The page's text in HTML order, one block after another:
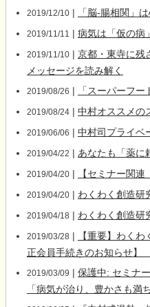
2019/12/10| 「脳-腸相関」
2019/11/11 | 病気は「仮の病
2019/11/10| 京都・東寺に残
メッセージを読み解く
2019/08/26 | 「スーパーフ
2019/08/24| 中村オススメの
2019/06/06 | 中村司プライ
2019/04/22 | あなたも「薬に
2019/04/20| 【セミナー関
2019/04/20| わくわく創造研
2019/04/18 | わくわく創造研
2019/03/28 |
【重要】わく
正会員手続きのお知らせ
2019/03/09 | 保護中: セミナ
「病気が治り、豊かさも満